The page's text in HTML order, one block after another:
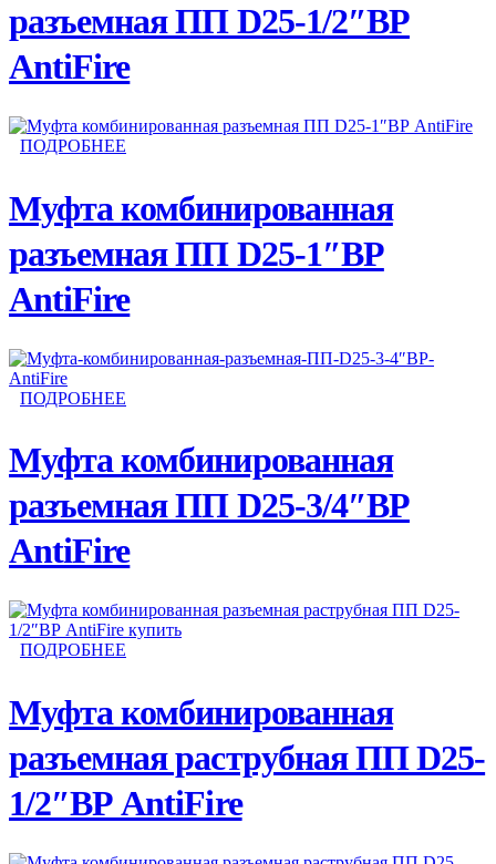
разъемная ПП D25-1/2″ВР
AntiFire
ПОДРОБНЕЕ
Муфта комбинированная
разъемная ПП D25-1″ВР
AntiFire
ПОДРОБНЕЕ
Муфта комбинированная
разъемная ПП D25-3/4″ВР
AntiFire
ПОДРОБНЕЕ
Муфта комбинированная
разъемная раструбная ПП D25-
1/2″ВР AntiFire